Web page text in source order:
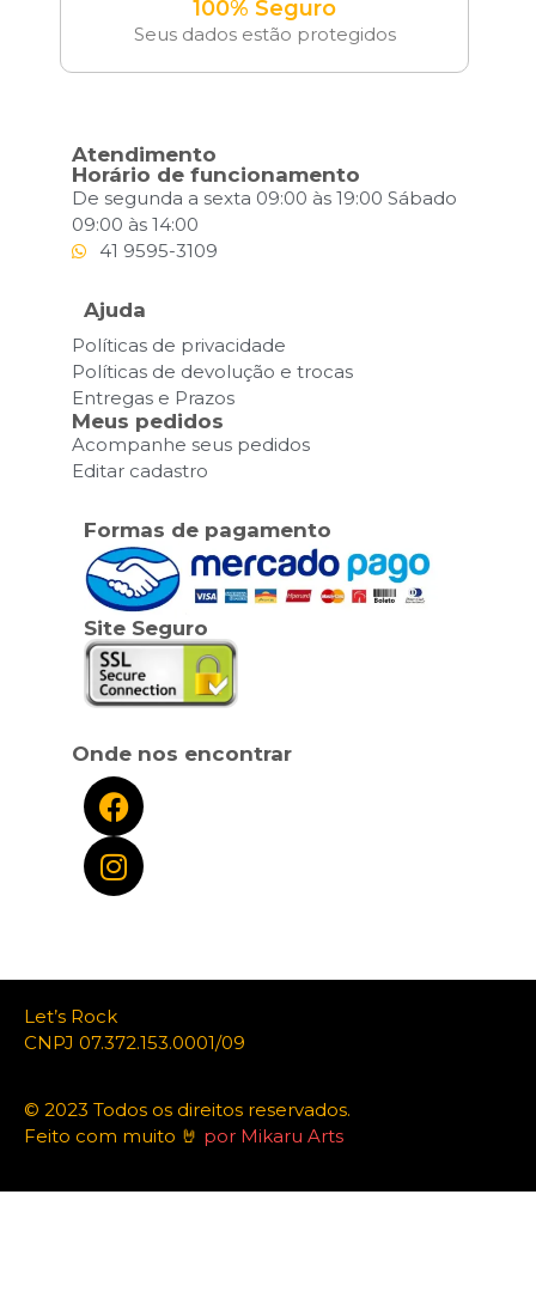
100% Seguro
Seus dados estão protegidos
Atendimento
Horário de funcionamento
De segunda a sexta 09:00 às 19:00 Sábado
09:00 às 14:00
41 9595-3109
Ajuda
Políticas de privacidade
Políticas de devolução e trocas
Entregas e Prazos
Meus pedidos
Acompanhe seus pedidos
Editar cadastro
Formas de pagamento
Site Seguro
Onde nos encontrar
Let’s Rock
CNPJ 07.372.153.0001/09
© 2023 Todos os direitos reservados.
Feito com muito 🤘 por Mikaru Arts